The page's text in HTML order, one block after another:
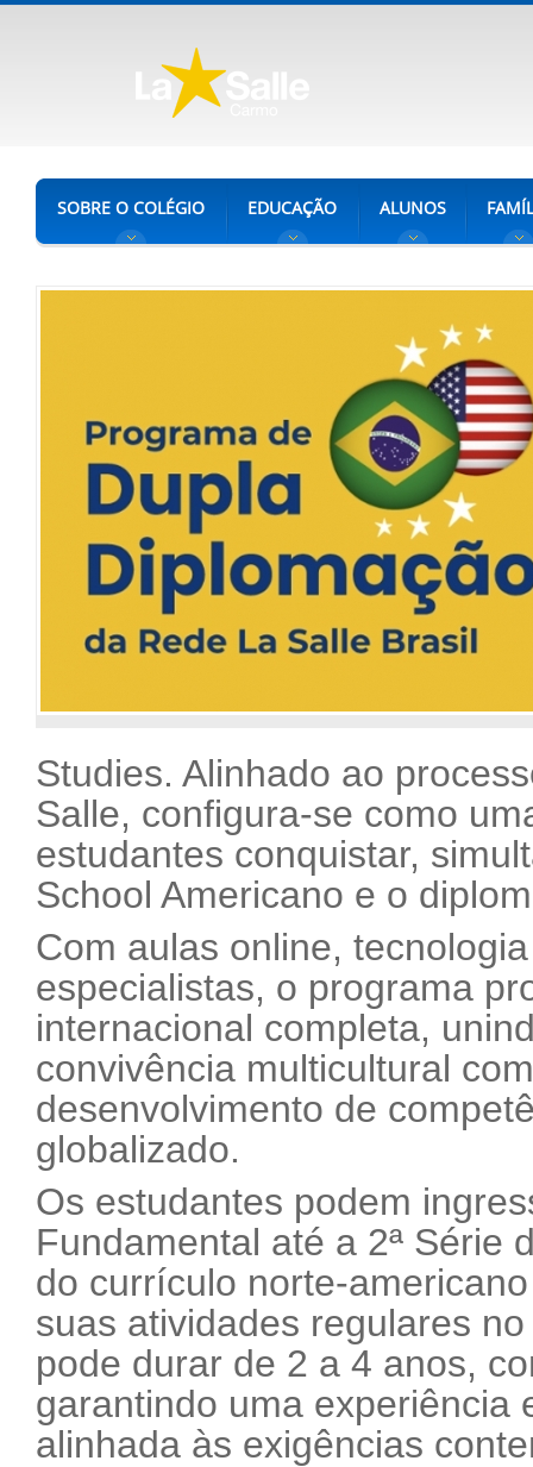
SOBRE O COLÉGIO EDUCAÇÃO ALUNOS
Studies. Alinhado ao
Salle, configura-se como
estudantes conquistar,
School Americano e o
Com aulas online,
especialistas, o programa
internacional completa,
convivência multicultural
desenvolvimento de
globalizado.
Os estudantes podem
Fundamental até a 2ª Série
do currículo norte-
suas atividades regulares
pode durar de 2 a 4 anos,
garantindo uma experiência
alinhada às exigências